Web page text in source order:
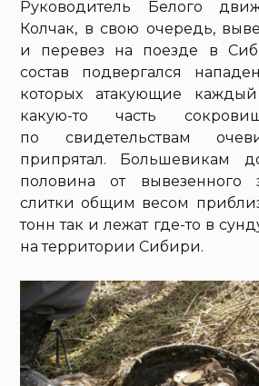
Руководитель Белого
Колчак, в свою очередь,
и перевез на поезде в
состав подвергался
которых атакующие
какую-то часть
по свидетельствам
припрятал. Большевикам
половина от вывезенного
слитки общим весом
тонн так и лежат где-то в
на территории Сибири.